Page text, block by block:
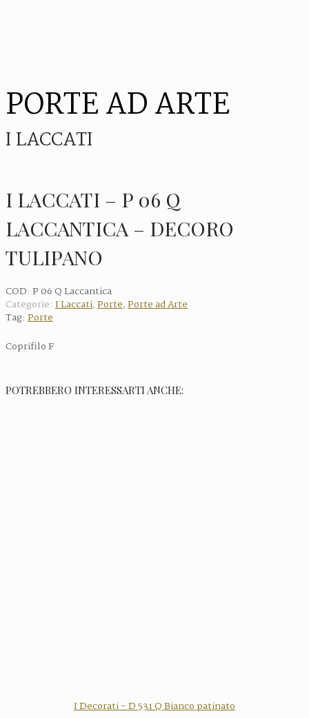
PORTE AD ARTE
I LACCATI
I LACCATI – P 06 Q
LACCANTICA – DECORO
TULIPANO
COD: P 06 Q Laccantica
Categorie: I Laccati,Porte,Porte ad Arte
Tag: Porte
Coprifilo F
POTREBBERO INTERESSARTI ANCHE:
I Decorati - D 531 Q Bianco patinato